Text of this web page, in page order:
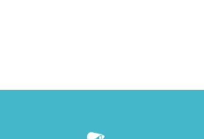
FreudGroup